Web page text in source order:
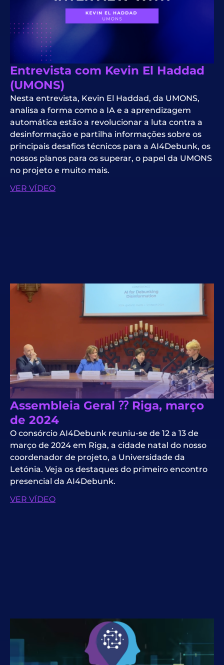
Entrevista com Kevin El Haddad
(UMONS)
Nesta entrevista, Kevin El Haddad, da UMONS,
analisa a forma como a IA e a aprendizagem
automática estão a revolucionar a luta contra a
desinformação e partilha informações sobre os
principais desafios técnicos para a AI4Debunk, os
nossos planos para os superar, o papel da UMONS
no projeto e muito mais.
VER VÍDEO
Assembleia Geral ⁇ Riga, março
de 2024
O consórcio AI4Debunk reuniu-se de 12 a 13 de
março de 2024 em Riga, a cidade natal do nosso
coordenador de projeto, a Universidade da
Letónia. Veja os destaques do primeiro encontro
presencial da AI4Debunk.
VER VÍDEO